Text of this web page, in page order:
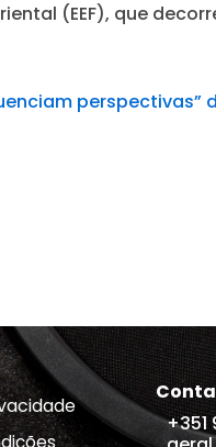
(EEF), que
perspectivas”
+351